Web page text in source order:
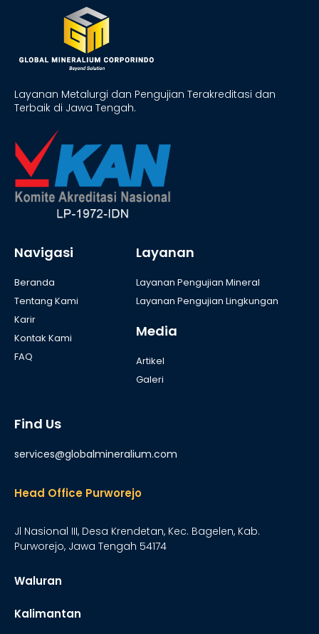
Layanan Metalurgi dan Pengujian Terakreditasi dan
Terbaik di Jawa Tengah.
Navigasi
Beranda
Tentang Kami
Karir
Kontak Kami
FAQ
Layanan
Layanan Pengujian Mineral
Layanan Pengujian Lingkungan
Media
Artikel
Galeri
Find Us
services@globalmineralium.com
Head Office Purworejo
Jl Nasional III, Desa Krendetan, Kec. Bagelen, Kab.
Purworejo, Jawa Tengah 54174
Waluran
Kalimantan